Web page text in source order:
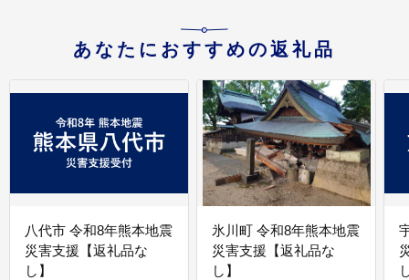
あなたにおすすめの返礼品
八代市 令和8年熊本地震
災害支援【返礼品な
し】
氷川町 令和8年熊本地震
災害支援【返礼品な
し】